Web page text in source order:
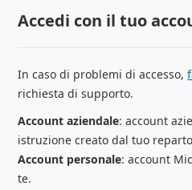
Accedi con il tuo
In caso di problemi di accesso,
richiesta di supporto.
Account aziendale: account
istruzione creato dal tuo
Account personale: account
te.